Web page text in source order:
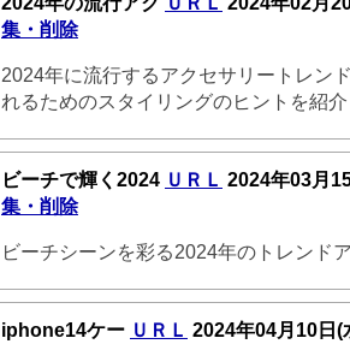
集・削除
2024年に流行するアクセサリートレン
れるためのスタイリングのヒントを紹
ビーチで輝く2024 ＵＲＬ 2024年03月
集・削除
ビーチシーンを彩る2024年のトレンド
iphone14ケー ＵＲＬ 2024年04月10日